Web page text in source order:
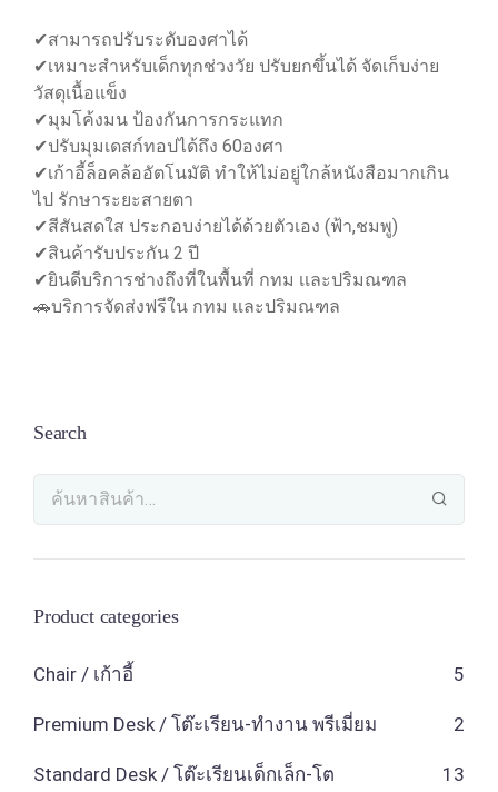
✔สามารถปรับระดับองศาได้
✔เหมาะสำหรับเด็กทุกช่วงวัย ปรับยกขึ้นได้ จัดเก็บง่าย
วัสดุเนื้อแข็ง
✔มุมโค้งมน ป้องกันการกระแทก
✔ปรับมุมเดสก์ทอปได้ถึง 60องศา
✔เก้าอี้ล็อคล้ออัตโนมัติ ทำให้ไม่อยู่ใกล้หนังสือมากเกิน
ไป รักษาระยะสายตา
✔สีสันสดใส ประกอบง่ายได้ด้วยตัวเอง (ฟ้า,ชมพู)
✔สินค้ารับประกัน 2 ปี
✔ยินดีบริการช่างถึงที่ในพื้นที่ กทม เเละปริมณฑล
🚗บริการจัดส่งฟรีใน กทม เเละปริมณฑล
Search
Product categories
Chair / เก้าอี้ 5
Premium Desk / โต๊ะเรียน-ทำงาน พรีเมี่ยม 2
Standard Desk / โต๊ะเรียนเด็กเล็ก-โต 13